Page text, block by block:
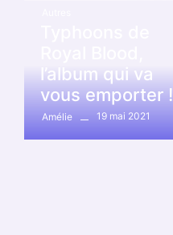
l’album qui va
vous emporter !
Amélie 19 mai 2021